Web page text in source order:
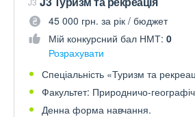
45 000 грн. за рік / бюджет
Мій конкурсний бал НМТ: 0
Розрахувати
Спеціальність «Туризм та
Факультет: Природничо-
Денна форма навчання.